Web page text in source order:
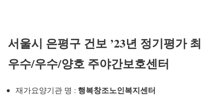
서울시 은평구 건보 ’23년 정기평가 최
우수/우수/양호 주야간보호센터
재가요양기관 명 : 행복창조노인복지센터